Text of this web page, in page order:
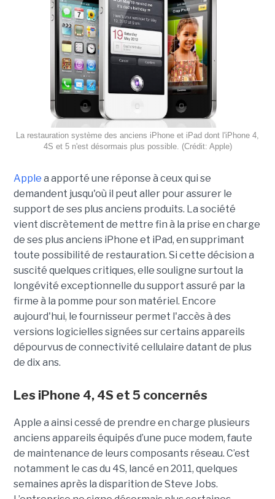
La restauration système des anciens iPhone et iPad dont l'iPhone 4,
4S et 5 n'est désormais plus possible. (Crédit: Apple)
Apple a apporté une réponse à ceux qui se
demandent jusqu'où il peut aller pour assurer le
support de ses plus anciens produits. La société
vient discrètement de mettre fin à la prise en charge
de ses plus anciens iPhone et iPad, en supprimant
toute possibilité de restauration. Si cette décision a
suscité quelques critiques, elle souligne surtout la
longévité exceptionnelle du support assuré par la
firme à la pomme pour son matériel. Encore
aujourd'hui, le fournisseur permet l'accès à des
versions logicielles signées sur certains appareils
dépourvus de connectivité cellulaire datant de plus
de dix ans.
Les iPhone 4, 4S et 5 concernés
Apple a ainsi cessé de prendre en charge plusieurs
anciens appareils équipés d’une puce modem, faute
de maintenance de leurs composants réseau. C’est
notamment le cas du 4S, lancé en 2011, quelques
semaines après la disparition de Steve Jobs.